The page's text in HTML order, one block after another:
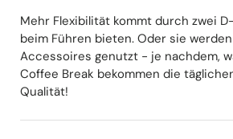
Mehr Flexibilität kommt durch zwei
beim Führen bieten. Oder sie
Accessoires genutzt - je nachdem,
Coffee Break bekommen die
Qualität!